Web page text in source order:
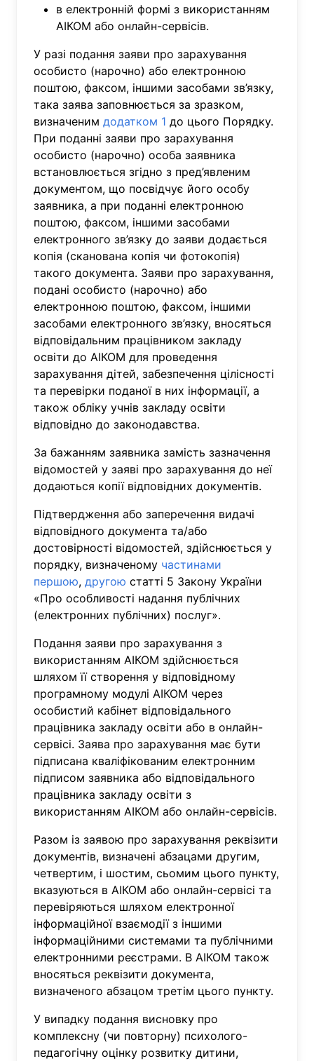
в електронній формі з використанням
АІКОМ або онлайн-сервісів.
У разі подання заяви про зарахування
особисто (нарочно) або електронною
поштою, факсом, іншими засобами зв’язку,
така заява заповнюється за зразком,
визначеним додатком 1 до цього Порядку.
При поданні заяви про зарахування
особисто (нарочно) особа заявника
встановлюється згідно з пред’явленим
документом, що посвідчує його особу
заявника, а при поданні електронною
поштою, факсом, іншими засобами
електронного зв’язку до заяви додається
копія (сканована копія чи фотокопія)
такого документа. Заяви про зарахування,
подані особисто (нарочно) або
електронною поштою, факсом, іншими
засобами електронного зв’язку, вносяться
відповідальним працівником закладу
освіти до АІКОМ для проведення
зарахування дітей, забезпечення цілісності
та перевірки поданої в них інформації, а
також обліку учнів закладу освіти
відповідно до законодавства.
За бажанням заявника замість зазначення
відомостей у заяві про зарахування до неї
додаються копії відповідних документів.
Підтвердження або заперечення видачі
відповідного документа та/або
достовірності відомостей, здійснюється у
порядку, визначеному частинами
першою, другою статті 5 Закону України
«Про особливості надання публічних
(електронних публічних) послуг».
Подання заяви про зарахування з
використанням АІКОМ здійснюється
шляхом її створення у відповідному
програмному модулі АІКОМ через
особистий кабінет відповідального
працівника закладу освіти або в онлайн-
сервісі. Заява про зарахування має бути
підписана кваліфікованим електронним
підписом заявника або відповідального
працівника закладу освіти з
використанням АІКОМ або онлайн-сервісів.
Разом із заявою про зарахування реквізити
документів, визначені абзацами другим,
четвертим, і шостим, сьомим цього пункту,
вказуються в АІКОМ або онлайн-сервісі та
перевіряються шляхом електронної
інформаційної взаємодії з іншими
інформаційними системами та публічними
електронними реєстрами. В АІКОМ також
вносяться реквізити документа,
визначеного абзацом третім цього пункту.
У випадку подання висновку про
комплексну (чи повторну) психолого-
педагогічну оцінку розвитку дитини,